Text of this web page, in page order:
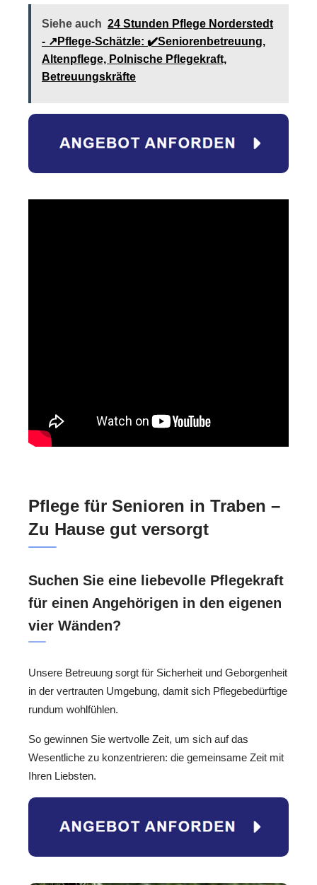
Siehe auch 24 Stunden Pflege Norderstedt
- ↗️Pflege-Schätzle: ✔️Seniorenbetreuung,
Altenpflege, Polnische Pflegekraft,
Betreuungskräfte
Pflege für Senioren in Traben –
Zu Hause gut versorgt
Suchen Sie eine liebevolle Pflegekraft
für einen Angehörigen in den eigenen
vier Wänden?
Unsere Betreuung sorgt für Sicherheit und Geborgenheit
in der vertrauten Umgebung, damit sich Pflegebedürftige
rundum wohlfühlen.
So gewinnen Sie wertvolle Zeit, um sich auf das
Wesentliche zu konzentrieren: die gemeinsame Zeit mit
Ihren Liebsten.